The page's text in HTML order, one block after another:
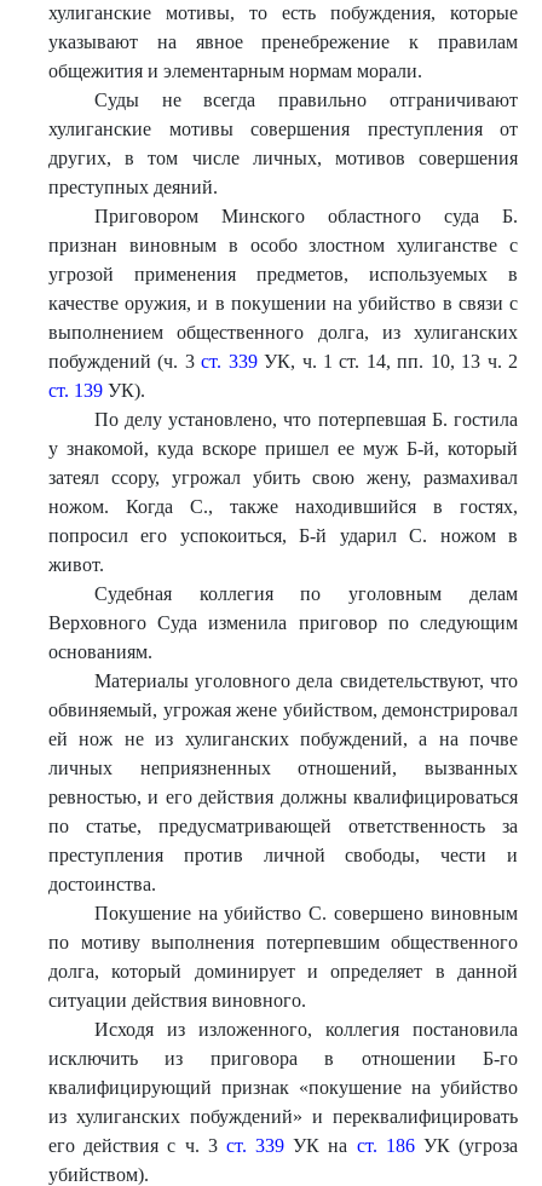
хулиганские мотивы, то есть побуждения, которые
указывают на явное пренебрежение к правилам
общежития и элементарным нормам морали.
Суды не всегда правильно отграничивают
хулиганские мотивы совершения преступления от
других, в том числе личных, мотивов совершения
преступных деяний.
Приговором Минского областного суда Б.
признан виновным в особо злостном хулиганстве с
угрозой применения предметов, используемых в
качестве оружия, и в покушении на убийство в связи с
выполнением общественного долга, из хулиганских
побуждений (ч. 3ст. 339УК, ч. 1 ст. 14, пп. 10, 13 ч. 2
ст. 139 УК).
По делу установлено, что потерпевшая Б. гостила
у знакомой, куда вскоре пришел ее муж Б-й, который
затеял ссору, угрожал убить свою жену, размахивал
ножом. Когда С., также находившийся в гостях,
попросил его успокоиться, Б-й ударил С. ножом в
живот.
Судебная коллегия по уголовным делам
Верховного Суда изменила приговор по следующим
основаниям.
Материалы уголовного дела свидетельствуют, что
обвиняемый, угрожая жене убийством, демонстрировал
ей нож не из хулиганских побуждений, а на почве
личных неприязненных отношений, вызванных
ревностью, и его действия должны квалифицироваться
по статье, предусматривающей ответственность за
преступления против личной свободы, чести и
достоинства.
Покушение на убийство С. совершено виновным
по мотиву выполнения потерпевшим общественного
долга, который доминирует и определяет в данной
ситуации действия виновного.
Исходя из изложенного, коллегия постановила
исключить из приговора в отношении Б-го
квалифицирующий признак «покушение на убийство
из хулиганских побуждений» и переквалифицировать
его действия с ч. 3 ст. 339 УК на ст. 186УК (угроза
убийством).